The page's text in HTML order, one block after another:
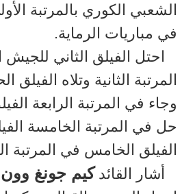
الشعبي الكوري بالمرتبة
في مباريات الرماية.
احتل الفيلق الثاني
المرتبة الثانية وتلاه الفيلق
وجاء في المرتبة الرابعة
حل في المرتبة الخامسة
الفيلق الخامس في المرتبة
أشار القائدكيم جونغ وون